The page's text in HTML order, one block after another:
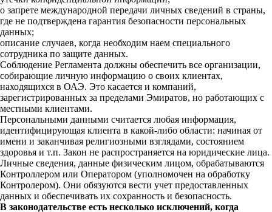
о запрете международной передачи личных сведений в страны,
где не подтверждена гарантия безопасности персональных
данных;
описание случаев, когда необходим наем специального
сотрудника по защите данных.
Соблюдение Регламента должны обеспечить все организации,
собирающие личную информацию о своих клиентах,
находящихся в ОАЭ. Это касается и компаний,
зарегистрированных за пределами Эмиратов, но работающих с
местными клиентами.
Персональными данными считается любая информация,
идентифицирующая клиента в какой-либо области: начиная от
имени и заканчивая религиозными взглядами, состоянием
здоровья и т.п. Закон не распространяется на юридические лица.
Личные сведения, данные физическим лицом, обрабатываются
Контроллером или Оператором (уполномочен на обработку
Контролером). Они обязуются вести учет предоставленных
данных и обеспечивать их сохранность и безопасность.
В законодательстве есть несколько исключений, когда